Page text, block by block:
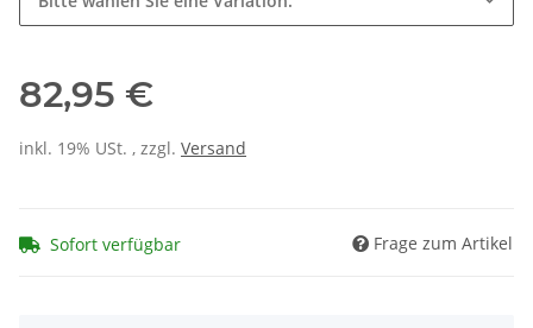
82,95 €
inkl. 19% USt. , zzgl. Versand
Sofort verfügbar Frage zum Artikel